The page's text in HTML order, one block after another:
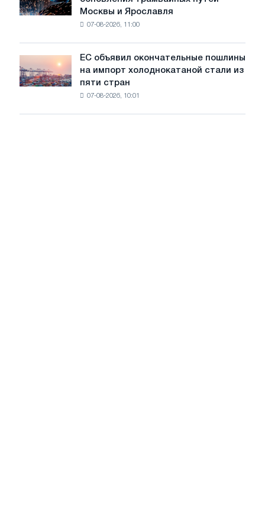
БМК
произвели
трамвайных
путей
Москвы
Ярославля
Москвы и Ярославля
07-08-2026, 11:00
объявил
окончательные
ЕС объявил окончательные пошлины
на импорт холоднокатаной стали из
пяти стран
07-08-2026, 10:01